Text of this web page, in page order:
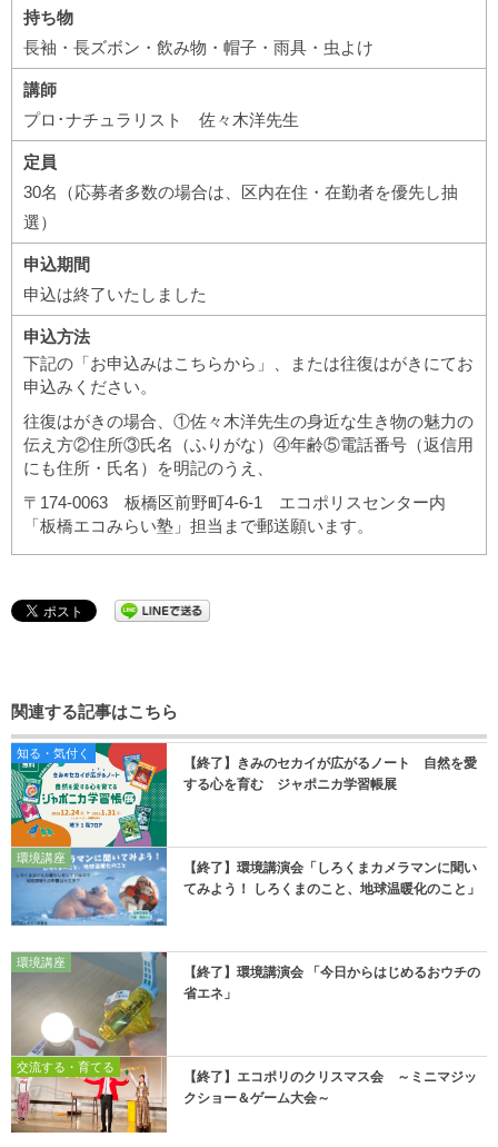
持ち物
長袖・長ズボン・飲み物・帽子・雨具・虫よけ
講師
プロ･ナチュラリスト 佐々木洋先生
定員
30名（応募者多数の場合は、区内在住・在勤者を優先し抽
選）
申込期間
申込は終了いたしました
申込方法
下記の「お申込みはこちらから」、または往復はがきにてお
申込みください。
往復はがきの場合、①佐々木洋先生の身近な生き物の魅力の
伝え方②住所③氏名（ふりがな）④年齢⑤電話番号（返信用
にも住所・氏名）を明記のうえ、
〒174-0063 板橋区前野町4-6-1 エコポリスセンター内
「板橋エコみらい塾」担当まで郵送願います。
関連する記事はこちら
知る・気付く
【終了】きみのセカイが広がるノート 自然を愛
する心を育む ジャポニカ学習帳展
環境講座
【終了】環境講演会「しろくまカメラマンに聞い
てみよう！ しろくまのこと、地球温暖化のこと」
環境講座
【終了】環境講演会 「今日からはじめるおウチの
省エネ」
交流する・育てる
【終了】エコポリのクリスマス会 ～ミニマジッ
クショー＆ゲーム大会～